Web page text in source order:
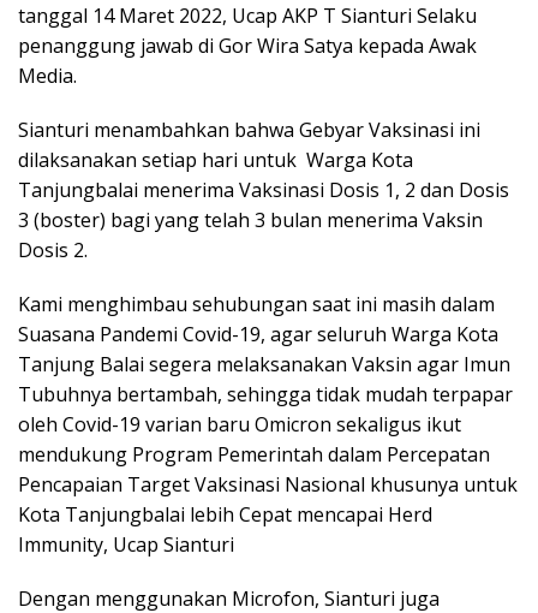
tanggal 14 Maret 2022, Ucap AKP T Sianturi Selaku
penanggung jawab di Gor Wira Satya kepada Awak
Media.
Sianturi menambahkan bahwa Gebyar Vaksinasi ini
dilaksanakan setiap hari untuk Warga Kota
Tanjungbalai menerima Vaksinasi Dosis 1, 2 dan Dosis
3 (boster) bagi yang telah 3 bulan menerima Vaksin
Dosis 2.
Kami menghimbau sehubungan saat ini masih dalam
Suasana Pandemi Covid-19, agar seluruh Warga Kota
Tanjung Balai segera melaksanakan Vaksin agar Imun
Tubuhnya bertambah, sehingga tidak mudah terpapar
oleh Covid-19 varian baru Omicron sekaligus ikut
mendukung Program Pemerintah dalam Percepatan
Pencapaian Target Vaksinasi Nasional khusunya untuk
Kota Tanjungbalai lebih Cepat mencapai Herd
Immunity, Ucap Sianturi
Dengan menggunakan Microfon, Sianturi juga